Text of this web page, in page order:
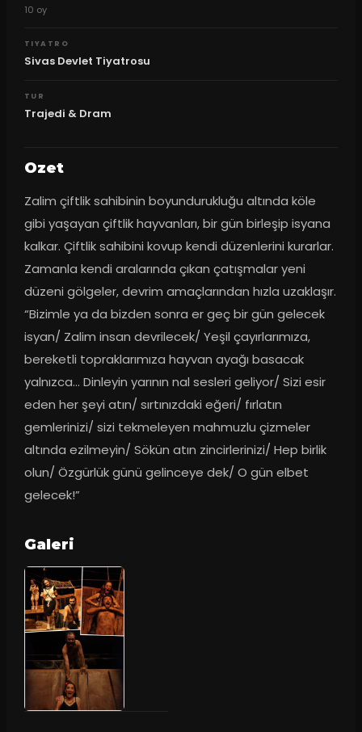
10 oy
TIYATRO
Sivas Devlet Tiyatrosu
TUR
Trajedi & Dram
Ozet
Zalim çiftlik sahibinin boyundurukluğu altında köle
gibi yaşayan çiftlik hayvanları, bir gün birleşip isyana
kalkar. Çiftlik sahibini kovup kendi düzenlerini kurarlar.
Zamanla kendi aralarında çıkan çatışmalar yeni
düzeni gölgeler, devrim amaçlarından hızla uzaklaşır.
“Bizimle ya da bizden sonra er geç bir gün gelecek
isyan/ Zalim insan devrilecek/ Yeşil çayırlarımıza,
bereketli topraklarımıza hayvan ayağı basacak
yalnızca… Dinleyin yarının nal sesleri geliyor/ Sizi esir
eden her şeyi atın/ sırtınızdaki eğeri/ fırlatın
gemlerinizi/ sizi tekmeleyen mahmuzlu çizmeler
altında ezilmeyin/ Sökün atın zincirlerinizi/ Hep birlik
olun/ Özgürlük günü gelinceye dek/ O gün elbet
gelecek!”
Galeri